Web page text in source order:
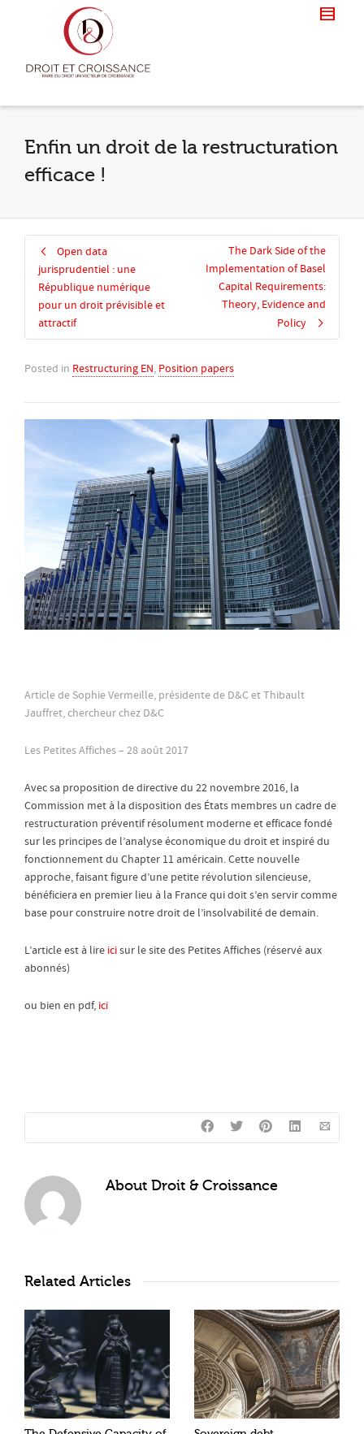
Enfin un droit de la restructuration
efficace !
Open data
jurisprudentiel : une
République numérique
pour un droit prévisible et
attractif
The Dark Side of the
Implementation of Basel
Capital Requirements:
Theory, Evidence and
Policy
Posted in Restructuring EN, Position papers
Article de Sophie Vermeille, présidente de D&C et Thibault
Jauffret, chercheur chez D&C
Les Petites Affiches – 28 août 2017
Avec sa proposition de directive du 22 novembre 2016, la
Commission met à la disposition des États membres un cadre de
restructuration préventif résolument moderne et efficace fondé
sur les principes de l’analyse économique du droit et inspiré du
fonctionnement du Chapter 11 américain. Cette nouvelle
approche, faisant figure d’une petite révolution silencieuse,
bénéficiera en premier lieu à la France qui doit s’en servir comme
base pour construire notre droit de l’insolvabilité de demain.
L’article est à lire icisur le site des Petites Affiches (réservé aux
abonnés)
ou bien en pdf, ici
About Droit & Croissance
Related Articles